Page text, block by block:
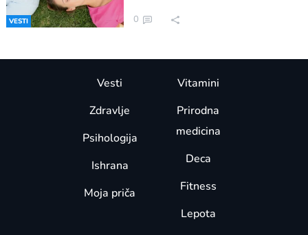
VESTI 0
Vesti
Zdravlje
Psihologija
Ishrana
Moja priča
Vitamini
Prirodna
medicina
Deca
Fitness
Lepota